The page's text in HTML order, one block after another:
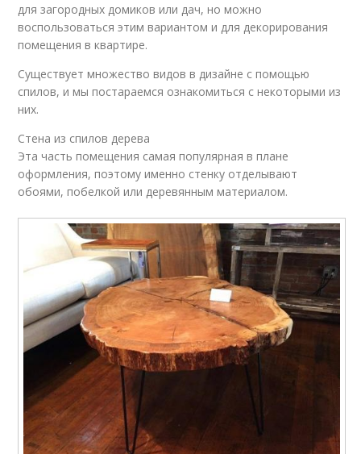
для загородных домиков или дач, но можно
воспользоваться этим вариантом и для декорирования
помещения в квартире.
Существует множество видов в дизайне с помощью
спилов, и мы постараемся ознакомиться с некоторыми из
них.
Стена из спилов дерева
Эта часть помещения самая популярная в плане
оформления, поэтому именно стенку отделывают
обоями, побелкой или деревянным материалом.